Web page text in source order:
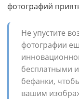
фотографий
Не упустите
фотографии
бесплатными
бефанки,
вашим